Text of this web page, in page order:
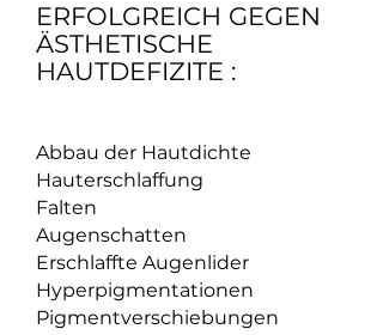
ERFOLGREICH GEGEN
ÄSTHETISCHE
HAUTDEFIZITE :
Abbau der Hautdichte
Hauterschlaffung
Falten
Augenschatten
Erschlaffte Augenlider
Hyperpigmentationen
Pigmentverschiebungen